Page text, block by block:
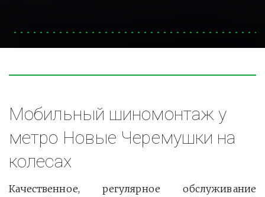
Мобильный шиномонтаж у
метро Новые Черемушки на
колесах
Качественное, регулярное обслуживание